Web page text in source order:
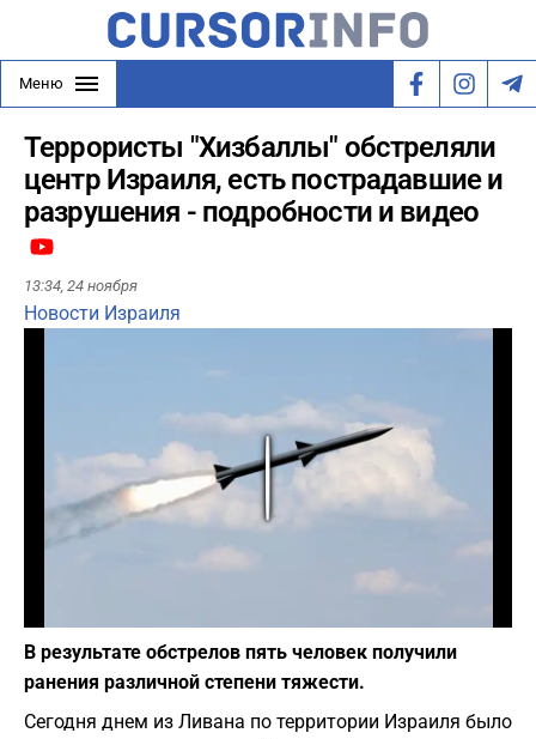
Меню
Террористы "Хизбаллы" обстреляли
центр Израиля, есть пострадавшие и
разрушения - подробности и видео
13:34, 24 ноября
Новости Израиля
В результате обстрелов пять человек получили
ранения различной степени тяжести.
Сегодня днем из Ливана по территории Израиля было